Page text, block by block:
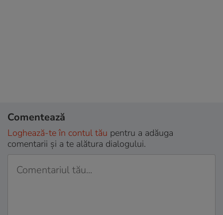
Comentează
Loghează-te în contul tău pentru a adăuga
comentarii și a te alătura dialogului.